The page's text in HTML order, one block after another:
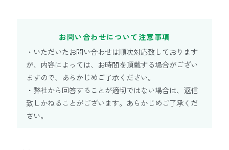
お問い合わせについて注意事項
・いただいたお問い合わせは順次対応致しております
が、内容によっては、お時間を頂戴する場合がござい
ますので、あらかじめご了承ください。
・弊社から回答することが適切ではない場合は、返信
致しかねることがございます。あらかじめご了承くだ
さい。